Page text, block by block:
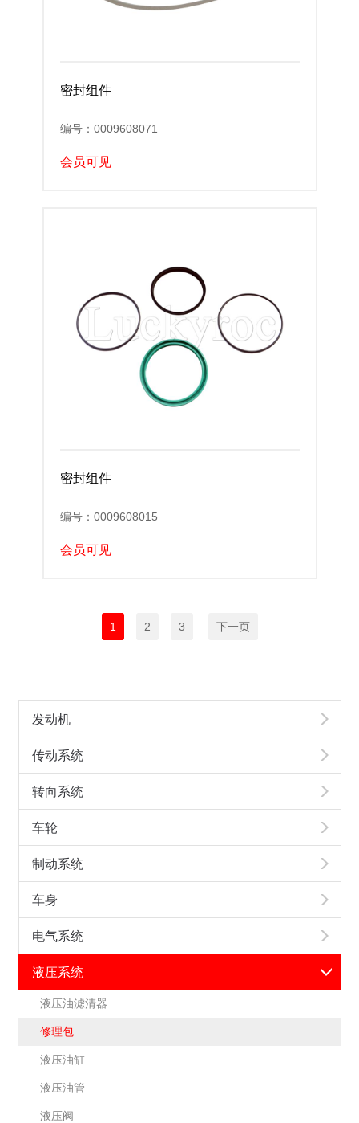
发动机
传动系统
转向系统
车轮
制动系统
车身
电气系统
液压系统
液压油滤清器
修理包
液压油缸
液压油管
液压阀
密封组件
编号：0009608071
会员可见
密封组件
编号：0009608015
会员可见
1 2 3 下一页